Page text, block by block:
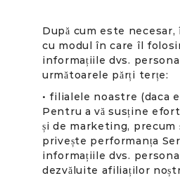
După cum este
cu modul în care îl
informațiile dvs.
următoarele părți terțe:
• filialele noastre (daca
Pentru a vă susține
și de marketing, precum
privește performanța
informațiile dvs.
dezvăluite afiliaților